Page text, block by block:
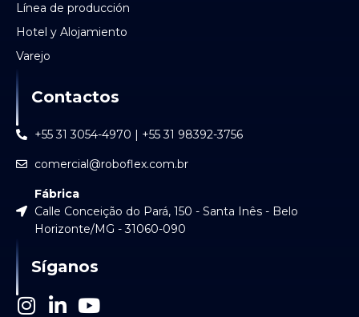
Línea de producción
Hotel y Alojamiento
Varejo
Contactos
+55 31 3054-4970 | +55 31 98392-3756
comercial@roboflex.com.br
Fábrica
Calle Conceição do Pará, 150 - Santa Inês - Belo
Horizonte/MG - 31060-090
Síganos
I
L
Y